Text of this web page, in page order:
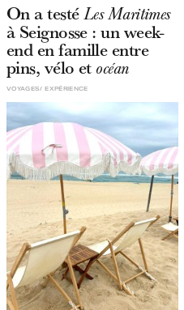
On a testéLes Maritimes
à Seignosse : un week-
end en famille entre
pins, vélo et océan
EXPÉRIENCE
VOYAGES